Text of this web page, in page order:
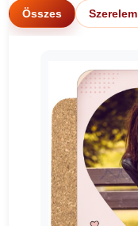
Összes Szerelem